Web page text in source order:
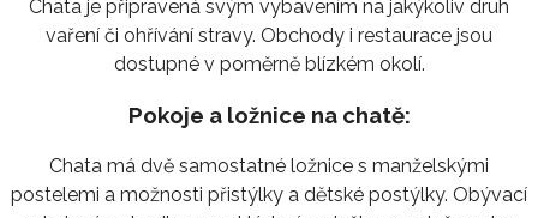
Chata je připravená svým vybavením na jakýkoliv druh
vaření či ohřívání stravy. Obchody i restaurace jsou
dostupné v poměrně blízkém okolí.
Pokoje a ložnice na chatě:
Chata má dvě samostatné ložnice s manželskými
postelemi a možnosti přistýlky a dětské postýlky. Obývací